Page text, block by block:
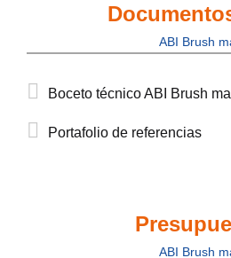
ABI Brush
Boceto técnico ABI Brush
Portafolio de referencias
ABI Brush